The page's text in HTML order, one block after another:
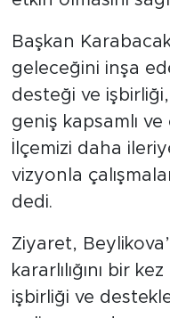
Başkan
geleceğini inşa
desteği ve
geniş kapsamlı ve
İlçemizi daha
vizyonla
dedi.
Ziyaret,
kararlılığını bir
işbirliği ve